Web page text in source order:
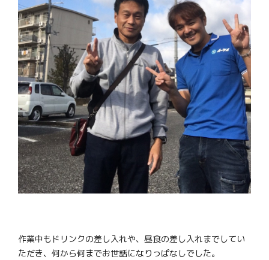
作業中もドリンクの差し入れや、昼食の差し入れまでしてい
ただき、何から何までお世話になりっぱなしでした。